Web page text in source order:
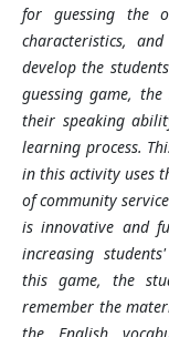
for guessing the
characteristics,
develop the
guessing game,
their speaking
learning process.
in this activity uses
of community
is innovative and
increasing
this game, the
remember the